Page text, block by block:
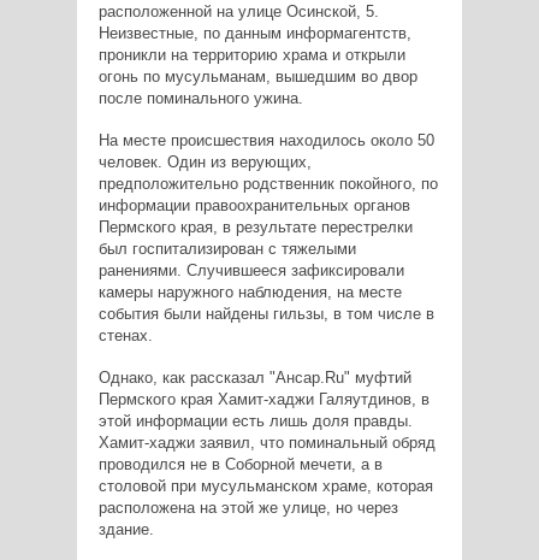
расположенной на улице Осинской, 5.
Неизвестные, по данным информагентств,
проникли на территорию храма и открыли
огонь по мусульманам, вышедшим во двор
после поминального ужина.
На месте происшествия находилось около 50
человек. Один из верующих,
предположительно родственник покойного, по
информации правоохранительных органов
Пермского края, в результате перестрелки
был госпитализирован с тяжелыми
ранениями. Случившееся зафиксировали
камеры наружного наблюдения, на месте
события были найдены гильзы, в том числе в
стенах.
Однако, как рассказал "Ансар.Ru" муфтий
Пермского края Хамит-хаджи Галяутдинов, в
этой информации есть лишь доля правды.
Хамит-хаджи заявил, что поминальный обряд
проводился не в Соборной мечети, а в
столовой при мусульманском храме, которая
расположена на этой же улице, но через
здание.